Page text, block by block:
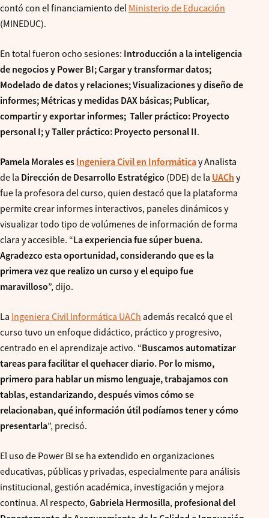
contó con el financiamiento del Ministerio de Educación
(MINEDUC).
En total fueron ocho sesiones: Introducción a la inteligencia
de negocios y Power BI; Cargar y transformar datos;
Modelado de datos y relaciones; Visualizaciones y diseño de
informes; Métricas y medidas DAX básicas; Publicar,
compartir y exportar informes; Taller práctico: Proyecto
personal I; y Taller práctico: Proyecto personal II.
Pamela Morales es Ingeniera Civil en Informáticay Analista
de la Dirección de Desarrollo Estratégico (DDE) de la UACh y
fue la profesora del curso, quien destacó que la plataforma
permite crear informes interactivos, paneles dinámicos y
visualizar todo tipo de volúmenes de información de forma
clara y accesible. “La experiencia fue súper buena.
Agradezco esta oportunidad, considerando que es la
primera vez que realizo un curso y el equipo fue
maravilloso”, dijo.
La Ingeniera Civil Informática UACh además recalcó que el
curso tuvo un enfoque didáctico, práctico y progresivo,
centrado en el aprendizaje activo. “Buscamos automatizar
tareas para facilitar el quehacer diario. Por lo mismo,
primero para hablar un mismo lenguaje, trabajamos con
tablas, estandarizando, después vimos cómo se
relacionaban, qué información útil podíamos tener y cómo
presentarla”, precisó.
El uso de Power BI se ha extendido en organizaciones
educativas, públicas y privadas, especialmente para análisis
institucional, gestión académica, investigación y mejora
continua. Al respecto, Gabriela Hermosilla, profesional del